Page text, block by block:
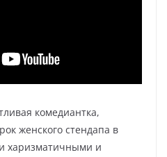
комедиантка,
женского стендапа в
харизматичными и